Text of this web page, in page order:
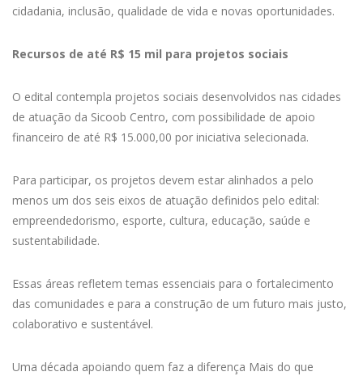
cidadania, inclusão, qualidade de vida e novas oportunidades.
Recursos de até R$ 15 mil para projetos sociais
O edital contempla projetos sociais desenvolvidos nas cidades
de atuação da Sicoob Centro, com possibilidade de apoio
financeiro de até R$ 15.000,00 por iniciativa selecionada.
Para participar, os projetos devem estar alinhados a pelo
menos um dos seis eixos de atuação definidos pelo edital:
empreendedorismo, esporte, cultura, educação, saúde e
sustentabilidade.
Essas áreas refletem temas essenciais para o fortalecimento
das comunidades e para a construção de um futuro mais justo,
colaborativo e sustentável.
Uma década apoiando quem faz a diferença Mais do que